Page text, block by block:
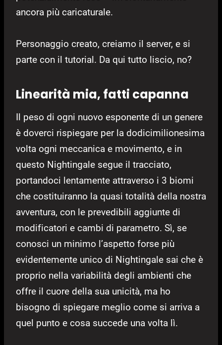
ancora più caricaturale.
Personaggio creato, creiamo il server, e si
parte con il tutorial. Da qui tutto liscio, no?
Linearità mia, fatti capanna
Il peso di ogni nuovo esponente di un genere
è doverci rispiegare per la dodicimilionesima
volta ogni meccanica e movimento, e in
questo Nightingale segue il tracciato,
portandoci lentamente attraverso i 3 biomi
che costituiranno la quasi totalità della nostra
avventura, con le prevedibili aggiunte di
modificatori e cambi di parametro. Sì, se
conosci un minimo l’aspetto forse più
evidentemente unico di Nightingale sai che è
proprio nella variabilità degli ambienti che
offre il cuore della sua unicità, ma ho
bisogno di spiegare meglio come si arriva a
quel punto e cosa succede una volta lì.